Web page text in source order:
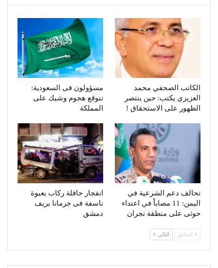
الكاتب الصحفي محمد
العزيزي يكتب: حين ينتصر
الظهور على الاستحقاق !
مسؤولون فى السعودية:
نتوقع هجوم وشيك على
المملكة
تحالف دعم الشرعية في
اليمن: 11 مصاباً في اعتداء
حوثى على منطقة نجران
انفجار حافلة ركاب بعبوة
ناسفة فى جرمانا بريف
دمشق
السابق التالي